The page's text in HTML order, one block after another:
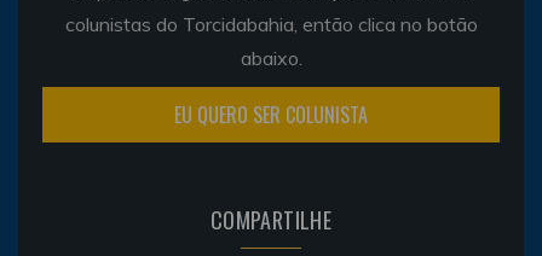
colunistas do Torcidabahia, então clica no botão
abaixo.
EU QUERO SER COLUNISTA
COMPARTILHE